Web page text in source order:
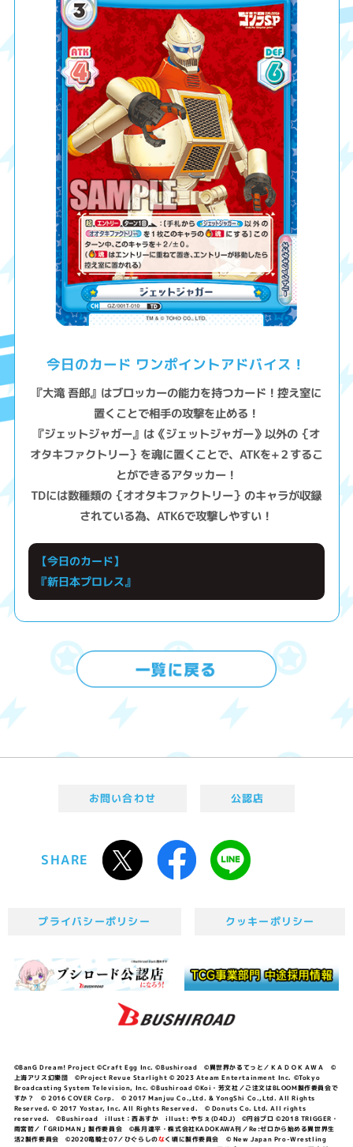
今日のカード ワンポイントアドバイス！
『大滝 吾郎』はブロッカーの能力を持つカード！控え室に
置くことで相手の攻撃を止める！
『ジェットジャガー』は《ジェットジャガー》以外の｛オ
オタキファクトリー｝を魂に置くことで、ATKを+２するこ
とができるアタッカー！
TDには数種類の｛オオタキファクトリー｝のキャラが収録
されている為、ATK6で攻撃しやすい！
【今日のカード】
『新日本プロレス』
お問い合わせ 公認店
SHARE
プライバシーポリシー クッキーポリシー
©BanG Dream! Project ©Craft Egg Inc. ©Bushiroad ©異世界かるてっと／ＫＡＤＯＫＡＷＡ ©
上海アリス幻樂団 ©Project Revue Starlight © 2023 Ateam Entertainment Inc. ©Tokyo
Broadcasting System Television, Inc. ©Bushiroad ©Koi・芳文社／ご注文はBLOOM製作委員会で
すか？ © 2016 COVER Corp. © 2017 Manjuu Co.,Ltd. & YongShi Co.,Ltd. All Rights
Reserved. © 2017 Yostar, Inc. All Rights Reserved. © Donuts Co. Ltd. All rights
reserved. ©Bushiroad illust：西あすか illust: やちぇ(D4DJ) ©円谷プロ ©2018 TRIGGER・
雨宮哲／「GRIDMAN」製作委員会 ©長月達平・株式会社KADOKAWA刊／Re:ゼロから始める異世界生
活2製作委員会 ©2020竜騎士07／ひぐらしのなく頃に製作委員会 © New Japan Pro-Wrestling